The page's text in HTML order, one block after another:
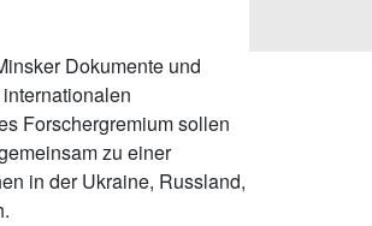
Dokumente und
Forschergremium sollen
zu einer
in der Ukraine, Russland,